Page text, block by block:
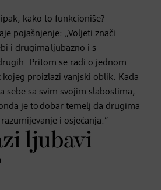
ipak, kako to funkcioniše?
pojašnjenje: „Voljeti znači
i drugima ljubazno i s
Pritom se radi o jednom
proizlazi vanjski oblik. Kada
sebe sa svim svojim slabostima,
je to dobar temelj da drugima
razumijevanje i osjećanja.“
ljubavi